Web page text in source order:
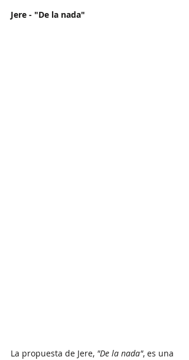
Jere - "De la nada"
La propuesta de Jere, "De la nada", es una